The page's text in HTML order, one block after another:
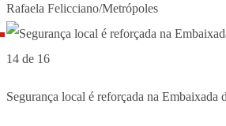
Rafaela Felicciano/Metrópoles
14 de 16
Segurança local é reforçada na Embaixada